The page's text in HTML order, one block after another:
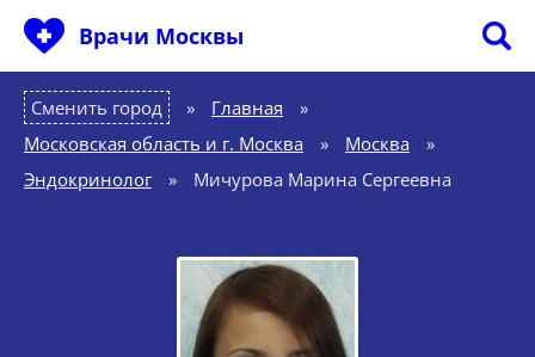
Врачи Москвы
Сменить город Главная
»
Московская область и г. Москва
» Москва
»
Эндокринолог
» Мичурова Марина Сергеевна